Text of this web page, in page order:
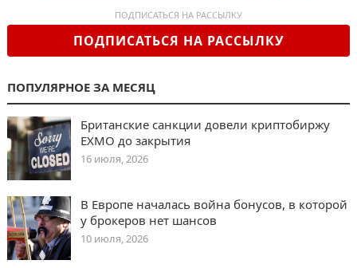
ПОДПИСАТЬСЯ НА РАССЫЛКУ
ПОДПИСАТЬСЯ НА РАССЫЛКУ
ПОПУЛЯРНОЕ ЗА МЕСЯЦ
Британские санкции довели криптобиржу
EXMO до закрытия
16 июля, 2026
В Европе началась война бонусов, в которой
у брокеров нет шансов
10 июля, 2026